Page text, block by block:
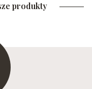
produkty